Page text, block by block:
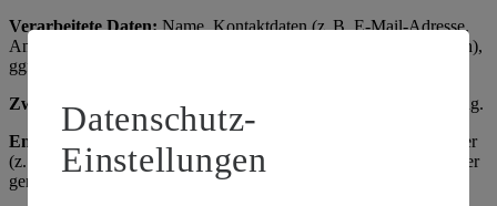
Verarbeitete Daten:Name, Kontaktdaten (z. B. E-Mail-Adresse,
Anschrift), Einkaufsverhalten (z. B. bevorzugte Produktkategorien),
ggf. Geburtsdatum (z. B. für Geburtstagsaktionen).
Zweck:Kundenbindung, Absatzförderung, zielgerichtete Werbung.
Empfänger:
Interne Marketingabteilung, ggf. externe Dienstleister
(z. B. Versanddienstleister, Werbeagenturen) als Auftragsverarbeiter
gem. Art. 28 DSGVO.
Datenschutz-
Einstellungen